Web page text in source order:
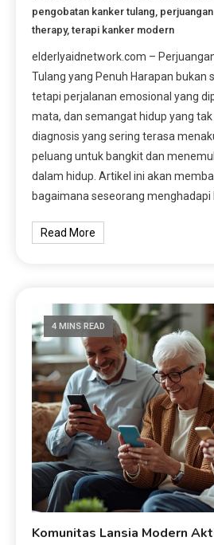
pengobatan kanker tulang
therapy,terapi kanker modern
elderlyaidnetwork.com –
Tulang yang Penuh Harapan bukan
tetapi perjalanan emosional yang
mata, dan semangat hidup yang
diagnosis yang sering terasa
peluang untuk bangkit dan
dalam hidup. Artikel ini akan
bagaimana seseorang menghadapi
Read More
4 MINS READ
Komunitas Lansia Modern